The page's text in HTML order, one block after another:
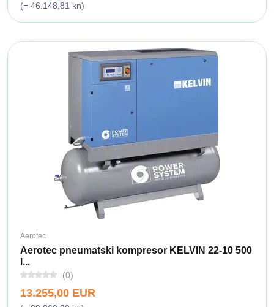
(= 46.148,81 kn)
Aerotec
Aerotec pneumatski kompresor KELVIN 22-10 500
l...
(0)
13.255,00 EUR